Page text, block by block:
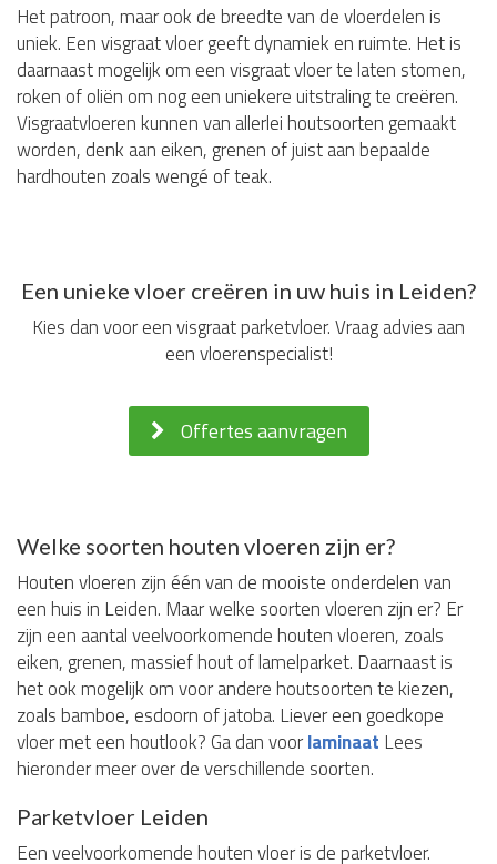
Het patroon, maar ook de breedte van de vloerdelen is
uniek. Een visgraat vloer geeft dynamiek en ruimte. Het is
daarnaast mogelijk om een visgraat vloer te laten stomen,
roken of oliën om nog een uniekere uitstraling te creëren.
Visgraatvloeren kunnen van allerlei houtsoorten gemaakt
worden, denk aan eiken, grenen of juist aan bepaalde
hardhouten zoals wengé of teak.
Een unieke vloer creëren in uw huis in Leiden?
Kies dan voor een visgraat parketvloer. Vraag advies aan
een vloerenspecialist!
Offertes aanvragen
Welke soorten houten vloeren zijn er?
Houten vloeren zijn één van de mooiste onderdelen van
een huis in Leiden. Maar welke soorten vloeren zijn er? Er
zijn een aantal veelvoorkomende houten vloeren, zoals
eiken, grenen, massief hout of lamelparket. Daarnaast is
het ook mogelijk om voor andere houtsoorten te kiezen,
zoals bamboe, esdoorn of jatoba. Liever een goedkope
vloer met een houtlook? Ga dan voorlaminaat Lees
hieronder meer over de verschillende soorten.
Parketvloer Leiden
Een veelvoorkomende houten vloer is de parketvloer.